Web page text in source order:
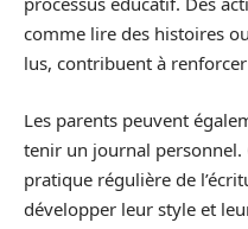
comme lire des histoires
lus, contribuent à
Les parents peuvent
tenir un journal personnel.
pratique régulière de
développer leur style et